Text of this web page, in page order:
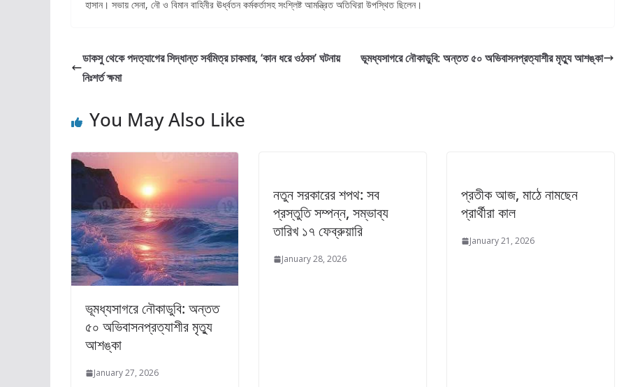
হাসান। সভায় সেনা, নৌ ও বিমান বাহিনীর ঊর্ধ্বতন কর্মকর্তাসহ সংশ্লিষ্ট আমন্ত্রিত অতিথিরা উপস্থিত ছিলেন।
ডাকসু থেকে পদত্যাগের সিদ্ধান্ত সর্বমিত্র চাকমার, ‘কান ধরে ওঠবস’ ঘটনায়
নিঃশর্ত ক্ষমা
ভূমধ্যসাগরে নৌকাডুবি: অন্তত ৫০ অভিবাসনপ্রত্যাশীর মৃত্যু আশঙ্কা
You May Also Like
ভূমধ্যসাগরে নৌকাডুবি: অন্তত
৫০ অভিবাসনপ্রত্যাশীর মৃত্যু
আশঙ্কা
January 27, 2026
নতুন সরকারের শপথ: সব
প্রস্তুতি সম্পন্ন, সম্ভাব্য
তারিখ ১৭ ফেব্রুয়ারি
January 28, 2026
প্রতীক আজ, মাঠে নামছেন
প্রার্থীরা কাল
January 21, 2026